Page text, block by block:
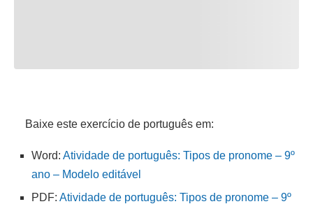
Baixe este exercício de português em:
Word: Atividade de português: Tipos de pronome – 9º
ano – Modelo editável
PDF: Atividade de português: Tipos de pronome – 9º